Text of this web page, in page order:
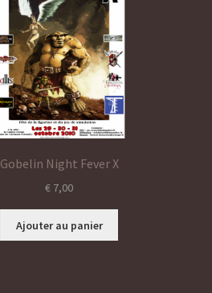
Gobelin Night Fever X
€ 7,00
Ajouter au panier